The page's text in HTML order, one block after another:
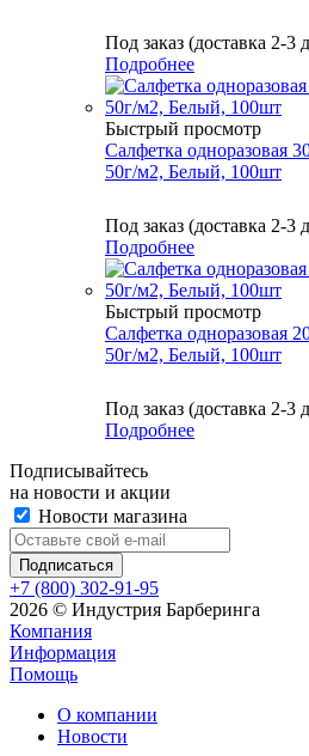
Под заказ (доставка 2-3
Подробнее
Быстрый просмотр
Cалфетка одноразовая
50г/м2, Белый, 100шт
Под заказ (доставка 2-3
Подробнее
Быстрый просмотр
Cалфетка одноразовая
50г/м2, Белый, 100шт
Под заказ (доставка 2-3
Подробнее
Подписывайтесь
на новости и акции
Новости магазина
+7 (800) 302-91-95
2026 © Индустрия Барберинга
Компания
Информация
Помощь
О компании
Новости